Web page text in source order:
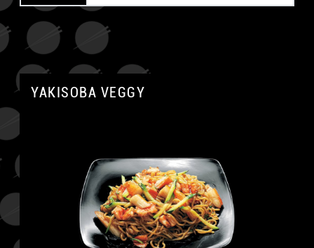
YAKISOBA VEGGY